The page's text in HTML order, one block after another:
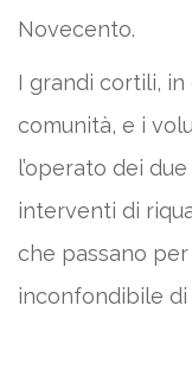
Novecento.
I grandi cortili,
comunità, e i
l’operato dei
interventi di
che passano
inconfondibile